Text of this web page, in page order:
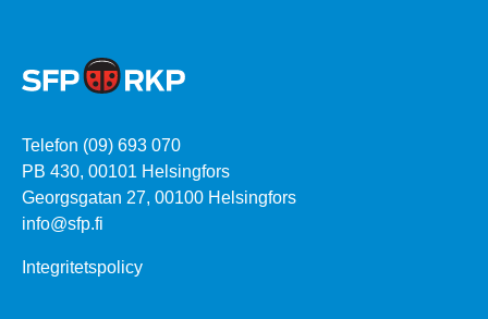
Telefon (09) 693 070
PB 430, 00101 Helsingfors
Georgsgatan 27, 00100 Helsingfors
info@sfp.fi
Integritetspolicy